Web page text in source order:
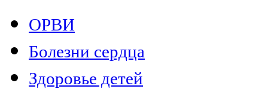
ОРВИ
Болезни сердца
Здоровье детей